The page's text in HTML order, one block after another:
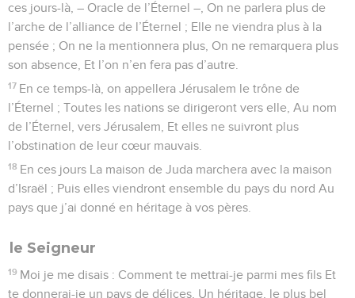
ces jours-là, – Oracle de l’Éternel –, On ne parlera plus de
l’arche de l’alliance de l’Éternel ; Elle ne viendra plus à la
pensée ; On ne la mentionnera plus, On ne remarquera plus
son absence, Et l’on n’en fera pas d’autre.
17 En ce temps-là, on appellera Jérusalem le trône de
l’Éternel ; Toutes les nations se dirigeront vers elle, Au nom
de l’Éternel, vers Jérusalem, Et elles ne suivront plus
l’obstination de leur cœur mauvais.
18 En ces jours La maison de Juda marchera avec la maison
d’Israël ; Puis elles viendront ensemble du pays du nord Au
pays que j’ai donné en héritage à vos pères.
le Seigneur
19 Moi je me disais : Comment te mettrai-je parmi mes fils Et
te donnerai-je un pays de délices, Un héritage, le plus bel